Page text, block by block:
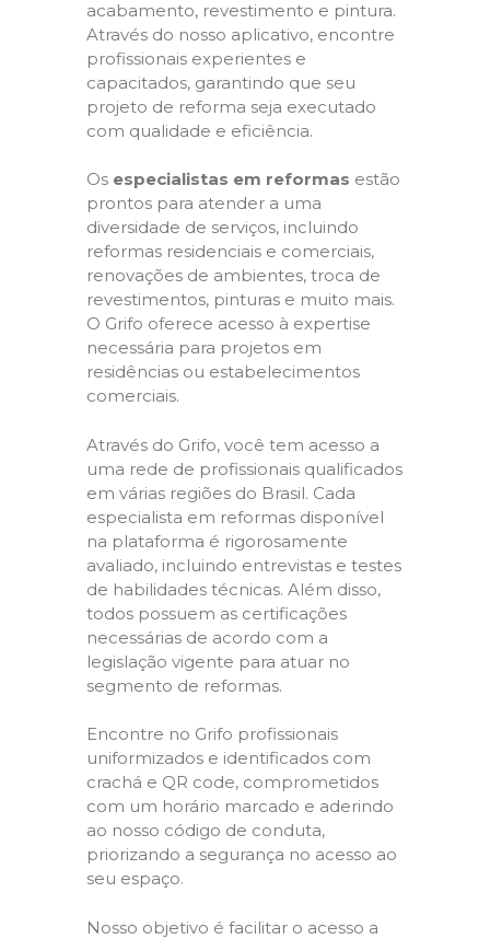
acabamento, revestimento e pintura.
Através do nosso aplicativo, encontre
profissionais experientes e
capacitados, garantindo que seu
projeto de reforma seja executado
com qualidade e eficiência.
Os especialistas em reformas estão
prontos para atender a uma
diversidade de serviços, incluindo
reformas residenciais e comerciais,
renovações de ambientes, troca de
revestimentos, pinturas e muito mais.
O Grifo oferece acesso à expertise
necessária para projetos em
residências ou estabelecimentos
comerciais.
Através do Grifo, você tem acesso a
uma rede de profissionais qualificados
em várias regiões do Brasil. Cada
especialista em reformas disponível
na plataforma é rigorosamente
avaliado, incluindo entrevistas e testes
de habilidades técnicas. Além disso,
todos possuem as certificações
necessárias de acordo com a
legislação vigente para atuar no
segmento de reformas.
Encontre no Grifo profissionais
uniformizados e identificados com
crachá e QR code, comprometidos
com um horário marcado e aderindo
ao nosso código de conduta,
priorizando a segurança no acesso ao
seu espaço.
Nosso objetivo é facilitar o acesso a